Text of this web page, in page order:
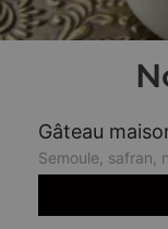
Gâteau
Semoule, safran,